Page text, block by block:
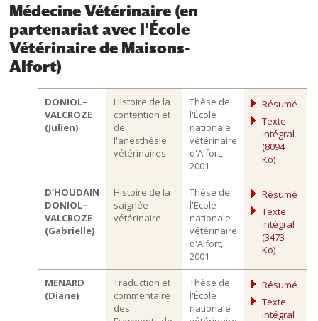
Médecine Vétérinaire (en
partenariat avec l'École
Vétérinaire de Maisons-
Alfort)
DONIOL–
VALCROZE
(Julien)
Histoire de la
contention et
de
l'anesthésie
vétérinaires
Thèse de
l'École
nationale
vétérinaire
d'Alfort,
2001
Résumé
Texte
intégral
(8094
Ko)
D’HOUDAIN
DONIOL–
VALCROZE
(Gabrielle)
Histoire de la
saignée
vétérinaire
Thèse de
l'École
nationale
vétérinaire
d'Alfort,
2001
Résumé
Texte
intégral
(3473
Ko)
MENARD
(Diane)
Traduction et
commentaire
des
Thèse de
l'École
nationale
Résumé
Texte
intégral